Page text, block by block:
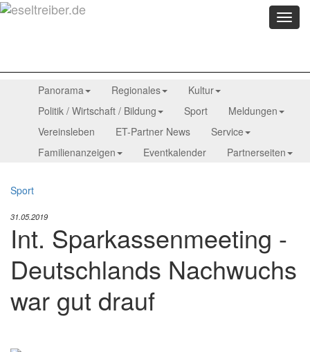
Menü
Panorama Regionales
Kultur
Politik / Wirtschaft / Bildung
Sport
Meldungen
Vereinsleben
ET-Partner News
Service
Familienanzeigen
Eventkalender Partnerseiten
Sport
31.05.2019
Int. Sparkassenmeeting -
Deutschlands Nachwuchs
war gut drauf